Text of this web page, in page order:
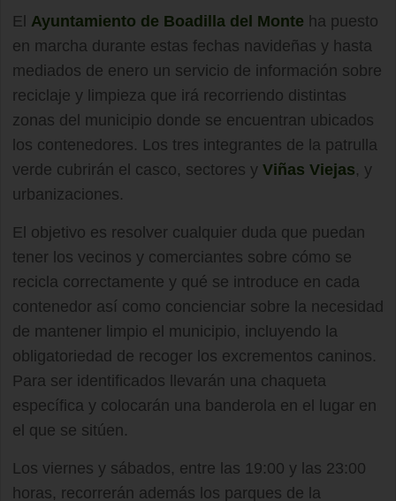
El Ayuntamiento de Boadilla del Monte ha puesto
en marcha durante estas fechas navideñas y hasta
mediados de enero un servicio de información sobre
reciclaje y limpieza que irá recorriendo distintas
zonas del municipio donde se encuentran ubicados
los contenedores. Los tres integrantes de la patrulla
verde cubrirán el casco, sectores y Viñas Viejas, y
urbanizaciones.
El objetivo es resolver cualquier duda que puedan
tener los vecinos y comerciantes sobre cómo se
recicla correctamente y qué se introduce en cada
contenedor así como concienciar sobre la necesidad
de mantener limpio el municipio, incluyendo la
obligatoriedad de recoger los excrementos caninos.
Para ser identificados llevarán una chaqueta
específica y colocarán una banderola en el lugar en
el que se sitúen.
Los viernes y sábados, entre las 19:00 y las 23:00
horas, recorrerán además los parques de la